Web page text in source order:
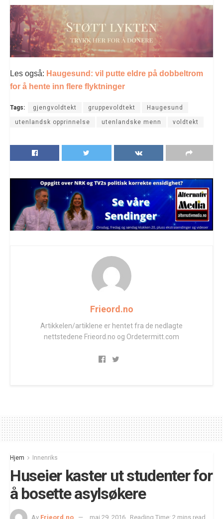
Les også: Haugesund: vil putte eldre på dobbeltrom
for å hente inn flere flyktninger
Tags: gjengvoldtekt gruppevoldtekt Haugesund
utenlandsk opprinnelse utenlandske menn voldtekt
Frieord.no
Artikkelen/artiklene er hentet fra de nedlagte
nettstedene Frieord.no og Ordetermitt.com
Hjem Innenriks
Huseier kaster ut studenter for
å bosette asylsøkere
Av Frieord.no mai 29, 2016 Reading Time: 2 mins read